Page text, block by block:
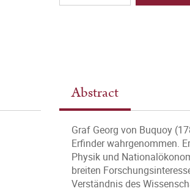
Abstract
Graf Georg von Buquoy
Erfinder wahrgenommen.
Physik und
breiten
Verständnis des